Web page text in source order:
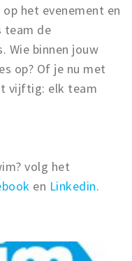
het evenement en
team de
Wie binnen jouw
op? Of je nu met
vijftig: elk team
volg het
en Linkedin.